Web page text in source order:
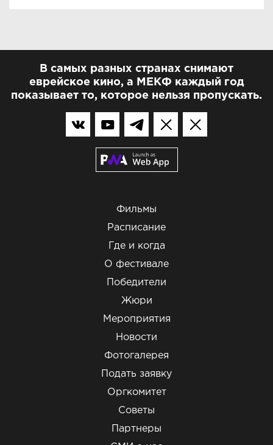
В самых разных странах снимают
еврейское кино, а МЕКФ каждый год
показывает то, которое нельзя пропускать.
Фильмы
Расписание
Где и когда
О фестивале
Победители
Жюри
Мероприятия
Новости
Фотогалерея
Подать заявку
Оргкомитет
Советы
Партнеры